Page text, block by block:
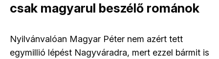
csak magyarul beszélő románok
Nyilvánvalóan Magyar Péter nem azért tett
egymillió lépést Nagyváradra, mert ezzel bármit is